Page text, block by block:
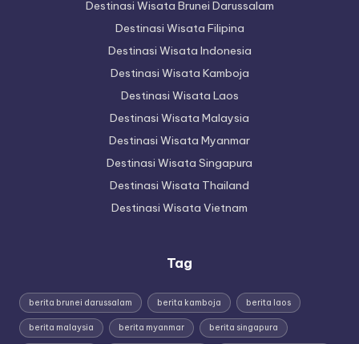
Destinasi Wisata Brunei Darussalam
Destinasi Wisata Filipina
Destinasi Wisata Indonesia
Destinasi Wisata Kamboja
Destinasi Wisata Laos
Destinasi Wisata Malaysia
Destinasi Wisata Myanmar
Destinasi Wisata Singapura
Destinasi Wisata Thailand
Destinasi Wisata Vietnam
Tag
berita brunei darussalam berita kamboja berita laos
berita malaysia berita myanmar berita singapura